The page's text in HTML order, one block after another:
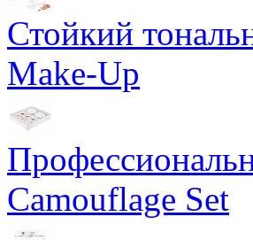
Стойкий
Make-Up
Camouflage Set